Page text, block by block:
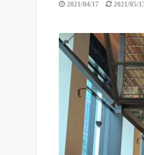
2021/04/17 2021/05/